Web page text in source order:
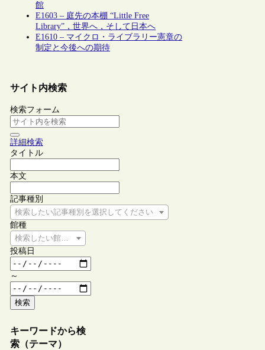
館
E1603 – 庭先の本棚 “Little Free
Library”，世界へ，そして日本へ
E1610 – マイクロ・ライブラリー憲章の
制定と今後への期待
サイト内検索
検索フォーム
詳細検索
タイトル
本文
記事種別
検索したい記事種別を選択してください
館種
検索したい館種を選択してください
投稿日
～
検索
キーワードから検
索（テーマ）